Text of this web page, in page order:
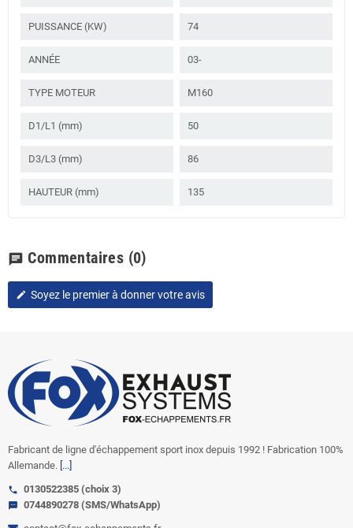
PUISSANCE (KW) 74
ANNÉE 03-
TYPE MOTEUR M160
D1/L1 (mm) 50
D3/L3 (mm) 86
HAUTEUR (mm) 135
chat Commentaires (0)
edit Soyez le premier à donner votre avis
Fabricant de ligne d'échappement sport inox depuis 1992 ! Fabrication 100%
Allemande. [...]
call 0130522385 (choix 3)
sms
0744890278 (SMS/WhatsApp)